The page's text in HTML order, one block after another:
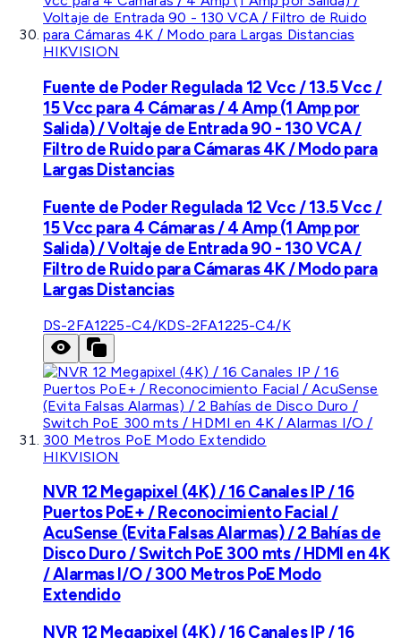
HIKVISION
Fuente de Poder Regulada 12 Vcc / 13.5 Vcc /
15 Vcc para 4 Cámaras / 4 Amp (1 Amp por
Salida) / Voltaje de Entrada 90 - 130 VCA /
Filtro de Ruido para Cámaras 4K / Modo para
Largas Distancias
Fuente de Poder Regulada 12 Vcc / 13.5 Vcc /
15 Vcc para 4 Cámaras / 4 Amp (1 Amp por
Salida) / Voltaje de Entrada 90 - 130 VCA /
Filtro de Ruido para Cámaras 4K / Modo para
Largas Distancias
DS-2FA1225-C4/KDS-2FA1225-C4/K
HIKVISION
NVR 12 Megapixel (4K) / 16 Canales IP / 16
Puertos PoE+ / Reconocimiento Facial /
AcuSense (Evita Falsas Alarmas) / 2 Bahías de
Disco Duro / Switch PoE 300 mts / HDMI en 4K
/ Alarmas I/O / 300 Metros PoE Modo
Extendido
NVR 12 Megapixel (4K) / 16 Canales IP / 16